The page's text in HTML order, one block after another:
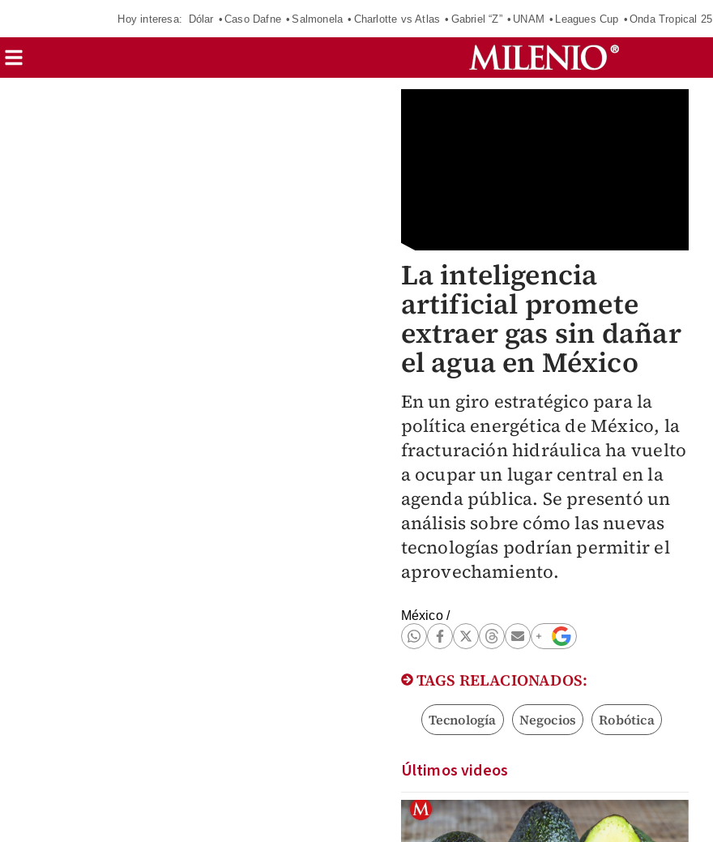
Hoy interesa: Dólar Caso Dafne Salmonela Charlotte vs Atlas Gabriel “Z” UNAM Leagues Cup Onda Tropical 25
La inteligencia
artificial promete
extraer gas sin dañar
el agua en México
En un giro estratégico para la
política energética de México, la
fracturación hidráulica ha vuelto
a ocupar un lugar central en la
agenda pública. Se presentó un
análisis sobre cómo las nuevas
tecnologías podrían permitir el
aprovechamiento.
México/
TAGS RELACIONADOS:
Tecnología Negocios Robótica
Últimos videos